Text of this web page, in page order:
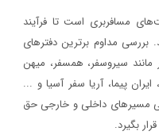
مسافربری است تا فرآیند
مداوم برترین دفترهای
سیروسفر، همسفر، میهن‌
ایران پیما، آریا سفر آسیا و ...
مسیرهای داخلی و خارجی حق
بگیرد.